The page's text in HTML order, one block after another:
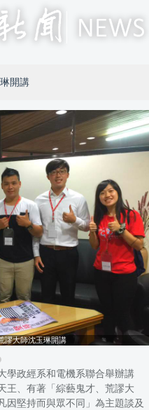
開講
謬大師沈玉琳開講
學政經系和電機系聯合舉辦講
王、有著「綜藝鬼才、荒謬大
因堅持而與眾不同」為主題談及